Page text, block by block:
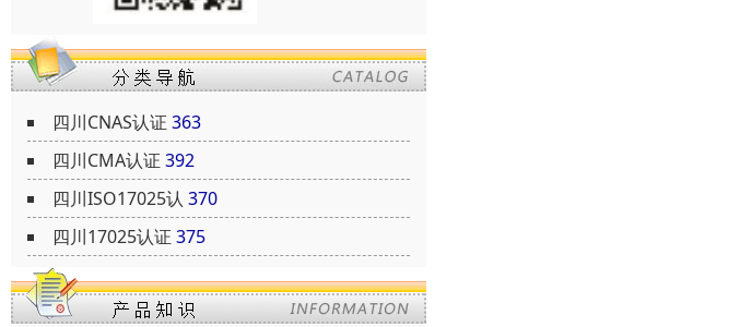
四川CNAS认证 363
四川CMA认证 392
四川ISO17025认 370
四川17025认证 375